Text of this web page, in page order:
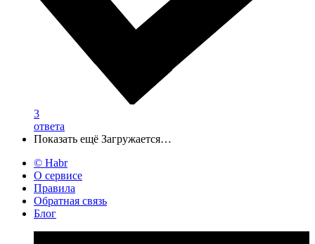
3
ответа
Показать ещё Загружается…
© Habr
О сервисе
Правила
Обратная связь
Блог